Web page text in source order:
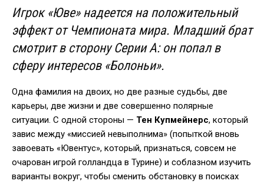
Игрок «Юве» надеется на положительный
эффект от Чемпионата мира. Младший брат
смотрит в сторону Серии А: он попал в
сферу интересов «Болоньи».
Одна фамилия на двоих, но две разные судьбы, две
карьеры, две жизни и две совершенно полярные
ситуации. С одной стороны — Тен Купмейнерс, который
завис между «миссией невыполнима» (попыткой вновь
завоевать «Ювентус», который, признаться, совсем не
очарован игрой голландца в Турине) и соблазном изучить
варианты вокруг, чтобы сменить обстановку в поисках